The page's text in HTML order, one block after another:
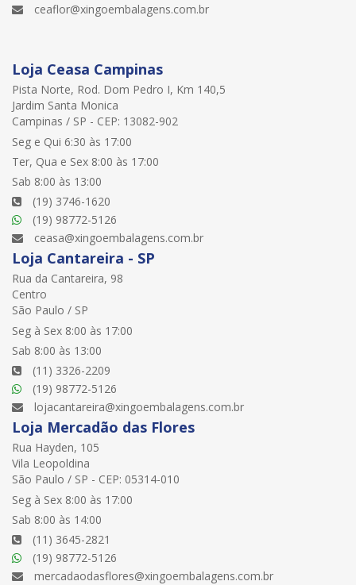
ceaflor@xingoembalagens.com.br
Loja Ceasa Campinas
Pista Norte, Rod. Dom Pedro I, Km 140,5
Jardim Santa Monica
Campinas / SP - CEP: 13082-902
Seg e Qui 6:30 às 17:00
Ter, Qua e Sex 8:00 às 17:00
Sab 8:00 às 13:00
(19) 3746-1620
(19) 98772-5126
ceasa@xingoembalagens.com.br
Loja Cantareira - SP
Rua da Cantareira, 98
Centro
São Paulo / SP
Seg à Sex 8:00 às 17:00
Sab 8:00 às 13:00
(11) 3326-2209
(19) 98772-5126
lojacantareira@xingoembalagens.com.br
Loja Mercadão das Flores
Rua Hayden, 105
Vila Leopoldina
São Paulo / SP - CEP: 05314-010
Seg à Sex 8:00 às 17:00
Sab 8:00 às 14:00
(11) 3645-2821
(19) 98772-5126
mercadaodasflores@xingoembalagens.com.br